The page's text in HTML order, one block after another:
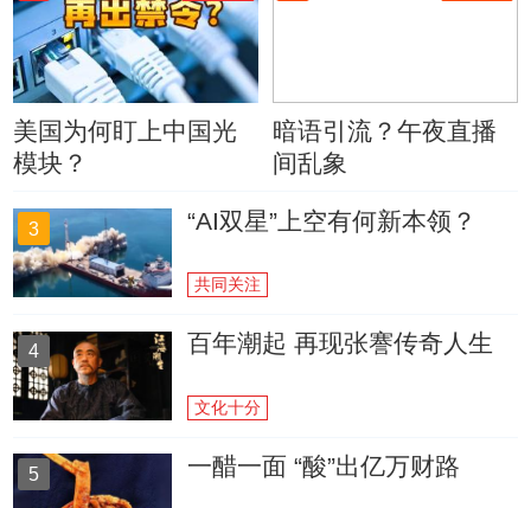
美国为何盯上中国光
模块？
暗语引流？午夜直播
间乱象
3 “AI双星”上空有何新本领？
共同关注
4 百年潮起 再现张謇传奇人生
文化十分
5 一醋一面 “酸”出亿万财路